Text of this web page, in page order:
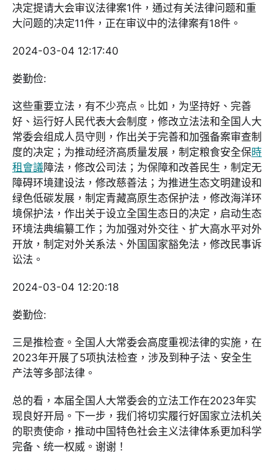
决定提请大会审议法律案1件，通过有关法律问题和重
大问题的决定11件，正在审议中的法律案有18件。
2024-03-04 12:17:40
娄勤俭:
这些重要立法，有不少亮点。比如，为坚持好、完善
好、运行好人民代表大会制度，修改立法法和全国人大
常委会组成人员守则，作出关于完善和加强备案审查制
度的决定；为推动经济高质量发展，制定粮食安全保時
租會議障法，修改公司法；为保障和改善民生，制定无
障碍环境建设法，修改慈善法；为推进生态文明建设和
绿色低碳发展，制定青藏高原生态保护法，修改海洋环
境保护法，作出关于设立全国生态日的决定，启动生态
环境法典编纂工作；为加强对外交往、扩大高水平对外
开放，制定对外关系法、外国国家豁免法，修改民事诉
讼法。
2024-03-04 12:20:18
娄勤俭:
三是推检查。全国人大常委会高度重视法律的实施，在
2023年开展了5项执法检查，涉及到种子法、安全生
产法等多部法律。
总的看，本届全国人大常委会的立法工作在2023年实
现良好开局。下一步，我们将切实履行好国家立法机关
的职责使命，推动中国特色社会主义法律体系更加科学
完备、统一权威。谢谢！